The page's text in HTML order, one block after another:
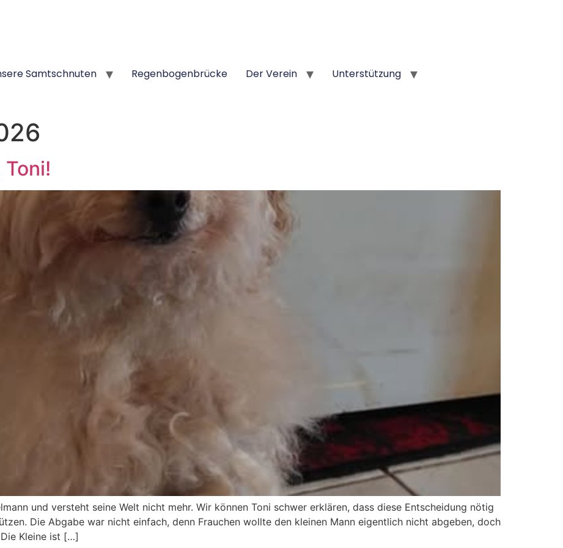
Samtschnuten Regenbogenbrücke Der Verein
Unterstützung
und versteht seine Welt nicht mehr. Wir können Toni schwer erklären, dass diese Entscheidung nötig
Die Abgabe war nicht einfach, denn Frauchen wollte den kleinen Mann eigentlich nicht abgeben, doch
Kleine ist […]